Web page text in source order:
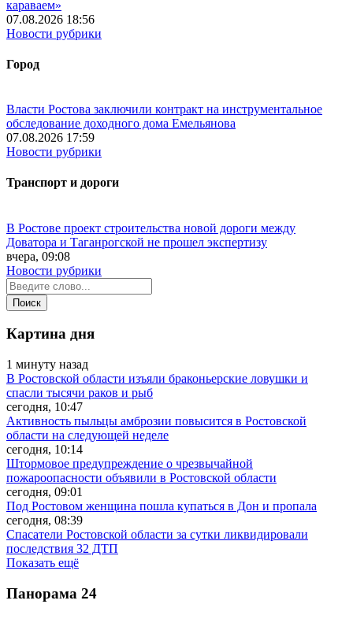
караваем»
07.08.2026 18:56
Новости рубрики
Город
Власти Ростова заключили контракт на инструментальное
обследование доходного дома Емельянова
07.08.2026 17:59
Новости рубрики
Транспорт и дороги
В Ростове проект строительства новой дороги между
Доватора и Таганрогской не прошел экспертизу
вчера, 09:08
Новости рубрики
Картина дня
1 минуту назад
В Ростовской области изъяли браконьерские ловушки и
спасли тысячи раков и рыб
сегодня, 10:47
Активность пыльцы амброзии повысится в Ростовской
области на следующей неделе
сегодня, 10:14
Штормовое предупреждение о чрезвычайной
пожароопасности объявили в Ростовской области
сегодня, 09:01
Под Ростовом женщина пошла купаться в Дон и пропала
сегодня, 08:39
Спасатели Ростовской области за сутки ликвидировали
последствия 32 ДТП
Показать ещё
Панорама 24